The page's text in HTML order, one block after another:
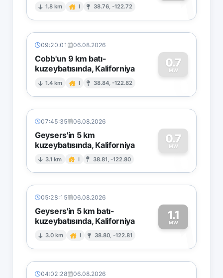
1.8 km I 38.76, -122.72 1
09:20:01 06.08.2026
Cobb'un 9 km batı-
kuzeybatısında, Kaliforniya
1.4 km I 38.84, -122.82
0.7
MW
0
07:45:35 06.08.2026
Geysers'in 5 km
kuzeybatısında, Kaliforniya
3.1 km I 38.81, -122.80
0.7
MW
0
05:28:15 06.08.2026
Geysers'in 5 km batı-
kuzeybatısında, Kaliforniya
3.0 km I 38.80, -122.81
1.1
MW1
04:02:28 06.08.2026